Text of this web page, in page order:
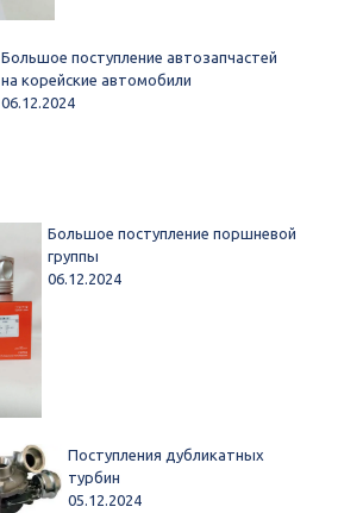
Большое поступление автозапчастей
на корейские автомобили
06.12.2024
Большое поступление поршневой
группы
06.12.2024
Поступления дубликатных
турбин
05.12.2024